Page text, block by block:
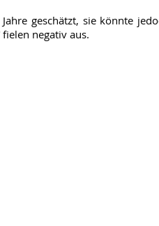
geschätzt, sie könnte
negativ aus.